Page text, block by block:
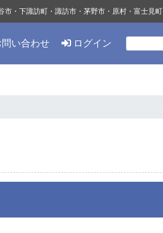
問い合わせ ログイン
・下諏訪町・諏訪市・茅野市・原村・富士見町